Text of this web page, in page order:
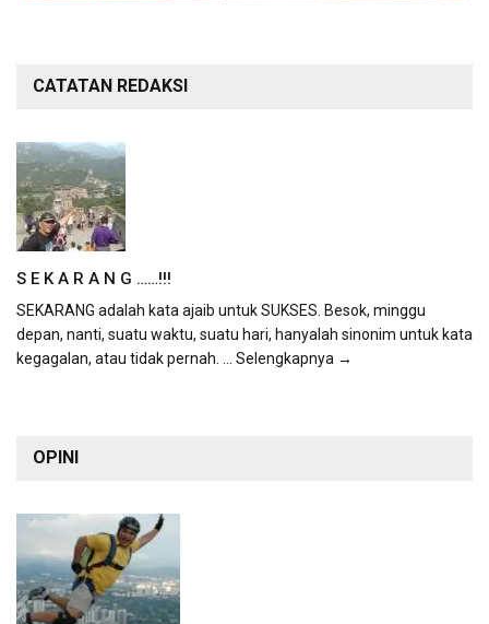
CATATAN REDAKSI
S E K A R A N G ……!!!
SEKARANG adalah kata ajaib untuk SUKSES. Besok, minggu
depan, nanti, suatu waktu, suatu hari, hanyalah sinonim untuk kata
kegagalan, atau tidak pernah. ... Selengkapnya →
OPINI